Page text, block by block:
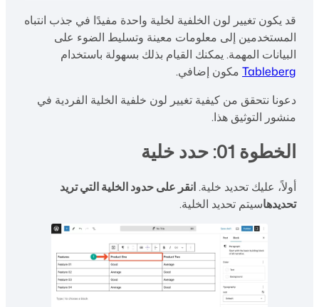
قد يكون تغيير لون الخلفية لخلية واحدة مفيدًا في جذب انتباه
المستخدمين إلى معلومات معينة وتسليط الضوء على
البيانات المهمة. يمكنك القيام بذلك بسهولة باستخدام
Tableberg مكون إضافي.
دعونا نتحقق من كيفية تغيير لون خلفية الخلية الفردية في
منشور التوثيق هذا.
الخطوة 01: حدد خلية
أولاً، عليك تحديد خلية.انقر على حدود الخلية التي تريد
تحديدهاسيتم تحديد الخلية.